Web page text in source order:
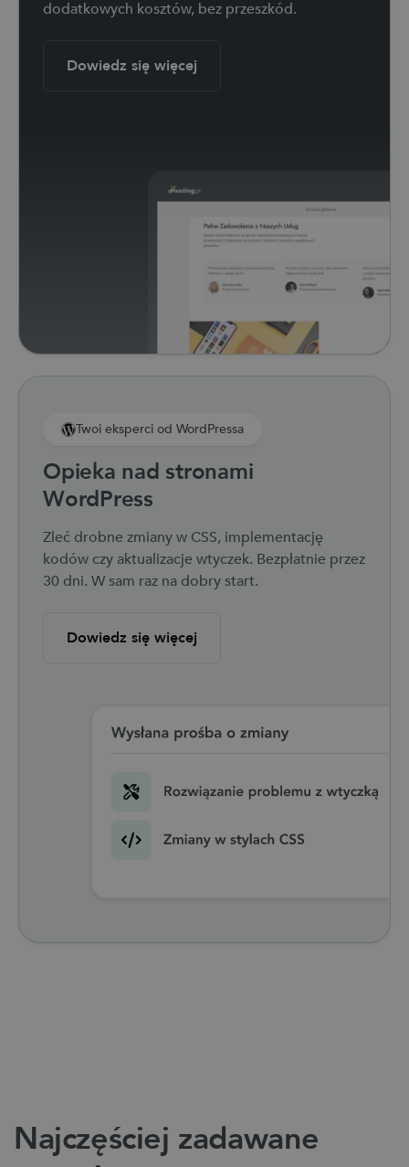
dodatkowych kosztów, bez przeszkód.
Dowiedz się więcej
Twoi eksperci od WordPressa
Opieka nad stronami
WordPress
Zleć drobne zmiany w CSS, implementację
kodów czy aktualizacje wtyczek. Bezpłatnie przez
30 dni. W sam raz na dobry start.
Dowiedz się więcej
Najczęściej zadawane